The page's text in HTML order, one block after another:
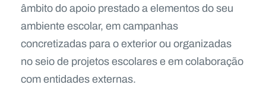
âmbito do apoio prestado a elementos do seu
ambiente escolar, em campanhas
concretizadas para o exterior ou organizadas
no seio de projetos escolares e em colaboração
com entidades externas.